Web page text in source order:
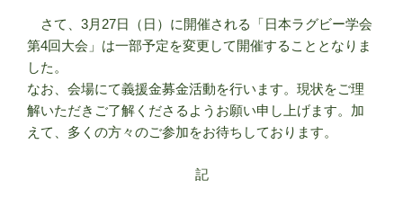
さて、3月27日（日）に開催される「日本ラグビー学会
第4回大会」は一部予定を変更して開催することとなりま
した。
なお、会場にて義援金募金活動を行います。現状をご理
解いただきご了解くださるようお願い申し上げます。加
えて、多くの方々のご参加をお待ちしております。
記